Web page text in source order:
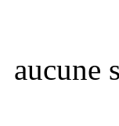
aucune